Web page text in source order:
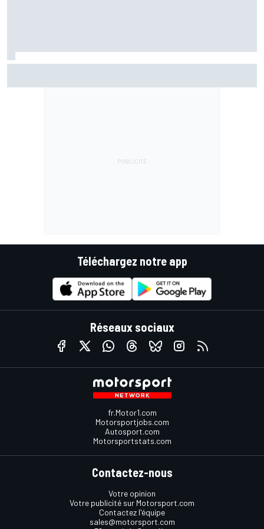
Téléchargez notre app
Réseaux sociaux
fr.Motor1.com
Motorsportjobs.com
Autosport.com
Motorsportstats.com
Contactez-nous
Votre opinion
Votre publicité sur Motorsport.com
Contactez l'équipe
sales@motorsport.com